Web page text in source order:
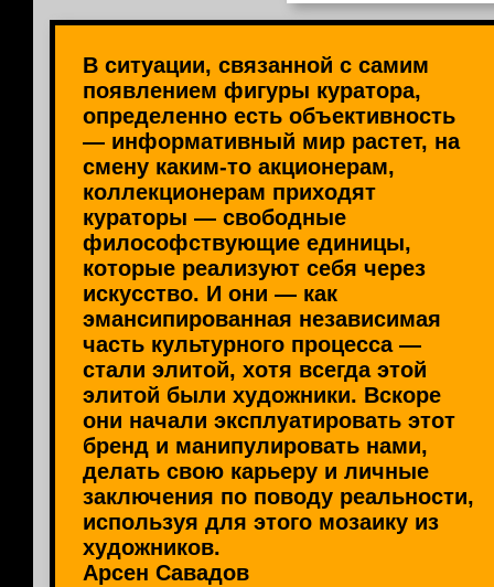
В ситуации, связанной с самим
появлением фигуры куратора,
определенно есть объективность
— информативный мир растет, на
смену каким-то акционерам,
коллекционерам приходят
кураторы — свободные
философствующие единицы,
которые реализуют себя через
искусство. И они — как
эмансипированная независимая
часть культурного процесса —
стали элитой, хотя всегда этой
элитой были художники. Вскоре
они начали эксплуатировать этот
бренд и манипулировать нами,
делать свою карьеру и личные
заключения по поводу реальности,
используя для этого мозаику из
художников.
Арсен Савадов